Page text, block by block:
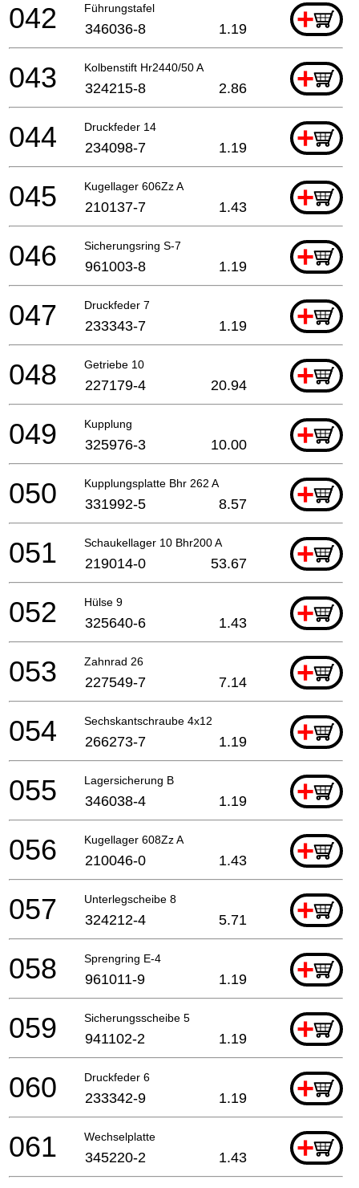
Führungstafel +
042 346036-8 1.19
Kolbenstift Hr2440/50 A +
043 324215-8 2.86
Druckfeder 14 +
044 234098-7 1.19
Kugellager 606Zz A +
045 210137-7 1.43
Sicherungsring S-7 +
046 961003-8 1.19
Druckfeder 7 +
047 233343-7 1.19
Getriebe 10 +
048 227179-4 20.94
Kupplung +
049 325976-3 10.00
Kupplungsplatte Bhr 262 A +
050 331992-5 8.57
Schaukellager 10 Bhr200 A +
051 219014-0 53.67
Hülse 9 +
052 325640-6 1.43
Zahnrad 26 +
053 227549-7 7.14
Sechskantschraube 4x12 +
054 266273-7 1.19
Lagersicherung B +
055 346038-4 1.19
Kugellager 608Zz A +
056 210046-0 1.43
Unterlegscheibe 8 +
057 324212-4 5.71
Sprengring E-4 +
058 961011-9 1.19
Sicherungsscheibe 5 +
059 941102-2 1.19
Druckfeder 6 +
060 233342-9 1.19
Wechselplatte +
061 345220-2 1.43